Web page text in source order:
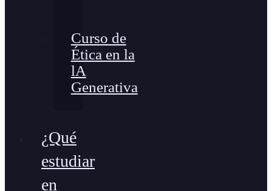
Curso de
Ética en la
lA
Generativa
¿Qué
estudiar
en